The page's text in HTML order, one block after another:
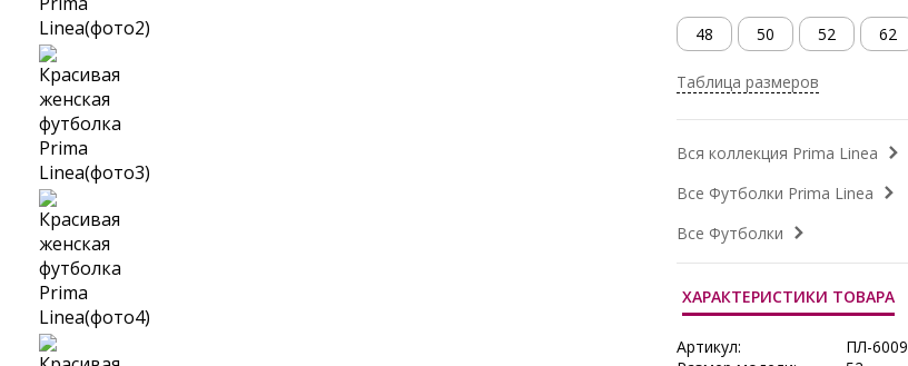
48 50 52 62
Таблица размеров
Вся коллекция Prima Linea
Все Футболки Prima Linea
Все Футболки
ХАРАКТЕРИСТИКИ ТОВАРА
Артикул:
ПЛ-6009